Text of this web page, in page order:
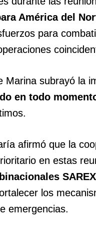
América del
para
Marina subrayó la
en todo
afirmó que la
en estas
los
emergencias.